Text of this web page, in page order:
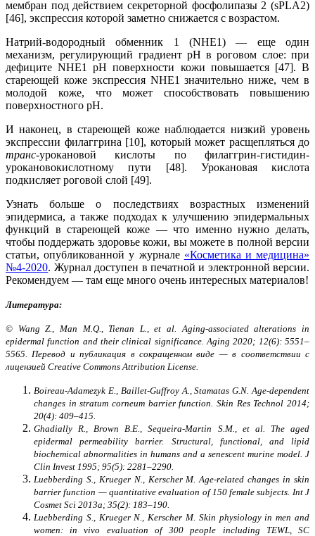
мембран под действием секреторной фосфолипазы 2 (sPLA2)
[46], экспрессия которой заметно снижается с возрастом.
Натрий-водородный обменник 1 (NHE1) — еще один
механизм, регулирующий градиент pH в роговом слое: при
дефиците NHE1 pH поверхности кожи повышается [47]. В
стареющей коже экспрессия NHE1 значительно ниже, чем в
молодой коже, что может способствовать повышению
поверхностного рН.
И наконец, в стареющей коже наблюдается низкий уровень
экспрессии филаггрина [10], который может расщепляться до
транс-урокановой кислоты по филаггрин-гистидин-
урокановокислотному пути [48]. Урокановая кислота
подкисляет роговой слой [49].
Узнать больше о последствиях возрастных изменений
эпидермиса, а также подходах к улучшению эпидермальных
функций в стареющей коже — что именно нужно делать,
чтобы поддержать здоровье кожи, вы можете в полной версии
статьи, опубликованной у журнале «Косметика и медицина»
№4-2020. Журнал доступен в печатной и электронной версии.
Рекомендуем — там еще много очень интересных материалов!
Литература:
© Wang Z., Man M.Q., Tienan L., et al. Aging-associated alterations in
epidermal function and their clinical significance. Aging 2020; 12(6): 5551–
5565. Перевод и публикация в сокращенном виде — в соответствии с
лицензией Creative Commons Attribution License.
Boireau-Adamezyk E., Baillet-Guffroy A., Stamatas G.N. Age-dependent
changes in stratum corneum barrier function. Skin Res Technol 2014;
20(4): 409–415.
Ghadially R., Brown B.E., Sequeira-Martin S.M., et al. The aged
epidermal permeability barrier. Structural, functional, and lipid
biochemical abnormalities in humans and a senescent murine model. J
Clin Invest 1995; 95(5): 2281–2290.
Luebberding S., Krueger N., Kerscher M. Age-related changes in skin
barrier function — quantitative evaluation of 150 female subjects. Int J
Cosmet Sci 2013a; 35(2): 183–190.
Luebberding S., Krueger N., Kerscher M. Skin physiology in men and
women: in vivo evaluation of 300 people including TEWL, SC